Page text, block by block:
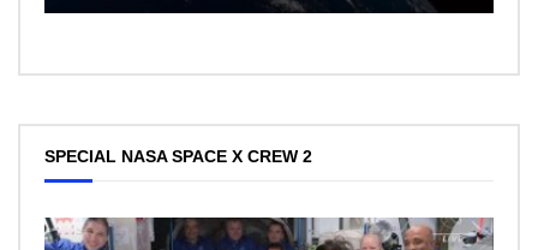
SPECIAL NASA SPACE X CREW 2